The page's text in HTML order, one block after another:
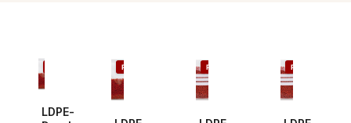
LDPE-
PPWR PPWR PPWR